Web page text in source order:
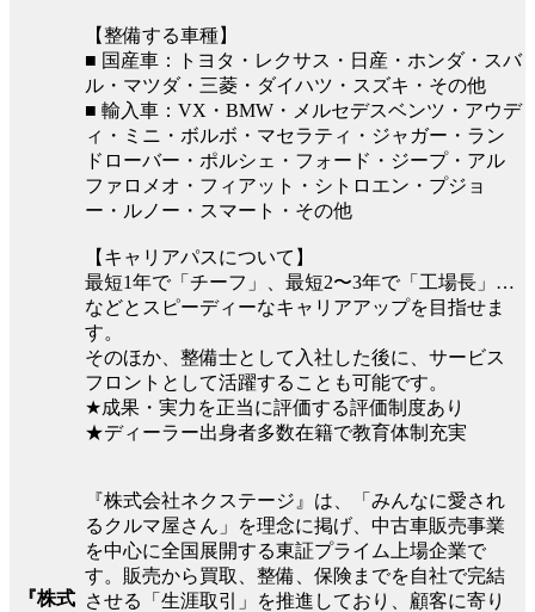
【整備する車種】
■ 国産車：トヨタ・レクサス・日産・ホンダ・スバ
ル・マツダ・三菱・ダイハツ・スズキ・その他
■ 輸入車：VX・BMW・メルセデスベンツ・アウデ
ィ・ミニ・ボルボ・マセラティ・ジャガー・ラン
ドローバー・ポルシェ・フォード・ジープ・アル
ファロメオ・フィアット・シトロエン・プジョ
ー・ルノー・スマート・その他
【キャリアパスについて】
最短1年で「チーフ」、最短2〜3年で「工場長」…
などとスピーディーなキャリアアップを目指せま
す。
そのほか、整備士として入社した後に、サービス
フロントとして活躍することも可能です。
★成果・実力を正当に評価する評価制度あり
★ディーラー出身者多数在籍で教育体制充実
『株式
『株式会社ネクステージ』は、「みんなに愛され
るクルマ屋さん」を理念に掲げ、中古車販売事業
を中心に全国展開する東証プライム上場企業で
す。販売から買取、整備、保険までを自社で完結
させる「生涯取引」を推進しており、顧客に寄り